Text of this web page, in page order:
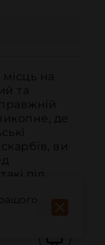
на
та
де
ви
під